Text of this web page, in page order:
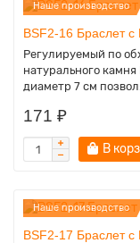
Наше производство
BSF2-16 Браслет
Регулируемый по
натурального
диаметр 7 см
171 ₽
В
Наше производство
BSF2-17 Браслет